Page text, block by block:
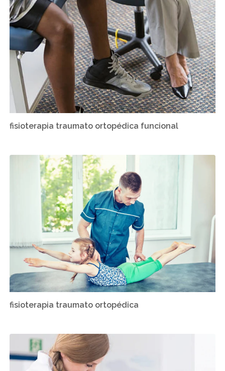
fisioterapia traumato ortopédica funcional
fisioterapia traumato ortopédica